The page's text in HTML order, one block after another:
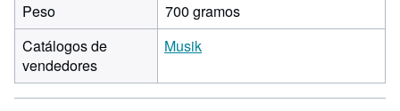
Peso
700 gramos
Catálogos de
vendedores
Musik